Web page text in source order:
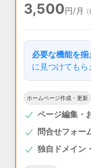
3,500円/月 (
必要な機能を揃
に見つけても
ホームページ作成・更新
ページ編集・
問合せフォー
独自ドメイン